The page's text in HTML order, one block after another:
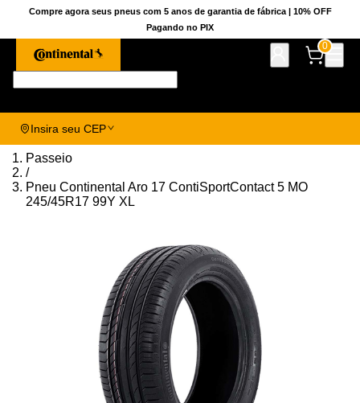
Compre agora seus pneus com 5 anos de garantia de fábrica | 10% OFF
Pagando no PIX
0
Insira seu CEP
Passeio
/
Pneu Continental Aro 17 ContiSportContact 5 MO
245/45R17 99Y XL